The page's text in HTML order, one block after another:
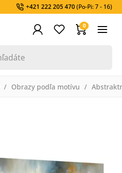
+421 222 205 470(Po-Pi: 7 - 16)
0
Obrazy podľa motívu